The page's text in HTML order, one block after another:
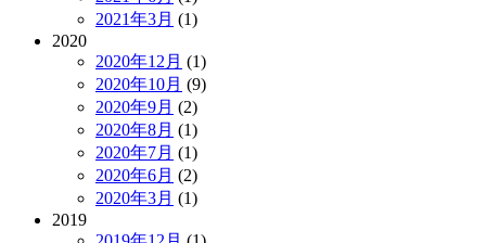
2021年3月 (1)
2020
2020年12月 (1)
2020年10月 (9)
2020年9月 (2)
2020年8月 (1)
2020年7月 (1)
2020年6月 (2)
2020年3月 (1)
2019